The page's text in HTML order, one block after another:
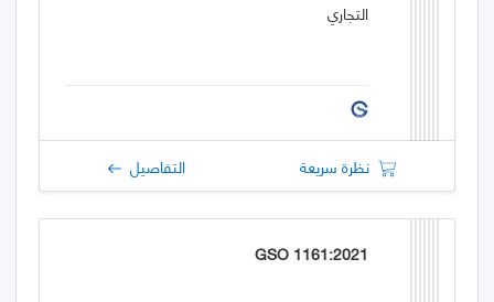
التجاري
نظرة سريعة التفاصيل
GSO 1161:2021